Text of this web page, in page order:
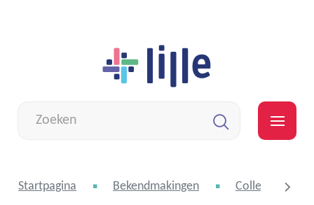
inhoud
zoek
Startpagina Bekendmakingen College van